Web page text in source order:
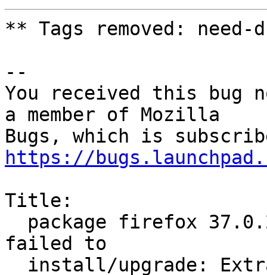
** Tags removed: need-
--
You received this bug
a member of Mozilla
https://
Title:
failed to